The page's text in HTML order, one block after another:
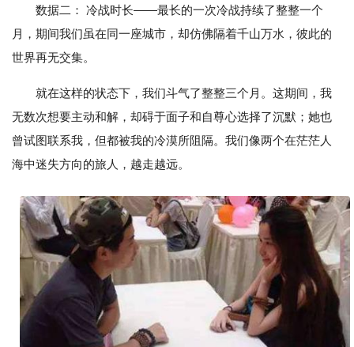
数据二： 冷战时长——最长的一次冷战持续了整整一个
月，期间我们虽在同一座城市，却仿佛隔着千山万水，彼此的
世界再无交集。
就在这样的状态下，我们斗气了整整三个月。这期间，我
无数次想要主动和解，却碍于面子和自尊心选择了沉默；她也
曾试图联系我，但都被我的冷漠所阻隔。我们像两个在茫茫人
海中迷失方向的旅人，越走越远。